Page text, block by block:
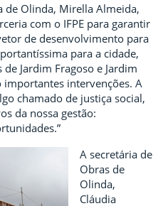
de Olinda, Mirella Almeida,
com o IFPE para garantir
de desenvolvimento para
para a cidade,
Jardim Fragoso e Jardim
intervenções. A
chamado de justiça social,
da nossa gestão:
A secretária de
Obras de
Olinda,
Cláudia